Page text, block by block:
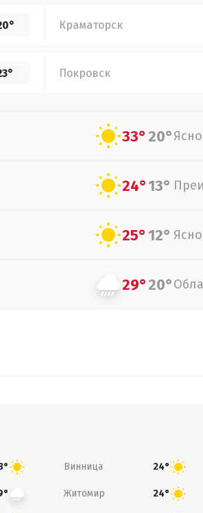
Краматорск
Покровск
33°20°Ясно
24°13°
25°12° Ясно
29°20°
Винница 24°
Житомир 24°